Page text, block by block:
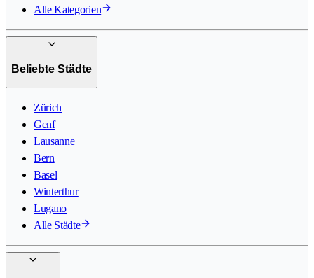
Alle Kategorien
Beliebte Städte
Zürich
Genf
Lausanne
Bern
Basel
Winterthur
Lugano
Alle Städte